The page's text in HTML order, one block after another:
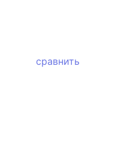
сравнить